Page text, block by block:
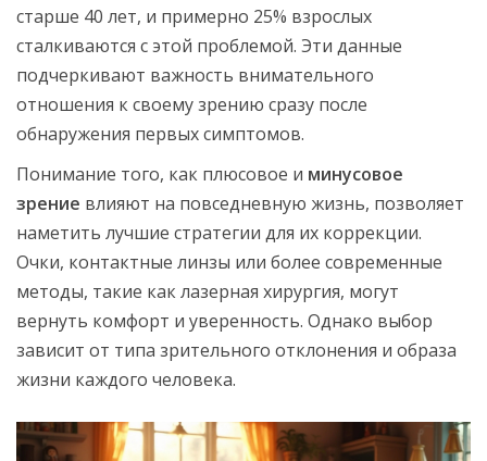
старше 40 лет, и примерно 25% взрослых
сталкиваются с этой проблемой. Эти данные
подчеркивают важность внимательного
отношения к своему зрению сразу после
обнаружения первых симптомов.
Понимание того, как плюсовое и минусовое
зрение влияют на повседневную жизнь, позволяет
наметить лучшие стратегии для их коррекции.
Очки, контактные линзы или более современные
методы, такие как лазерная хирургия, могут
вернуть комфорт и уверенность. Однако выбор
зависит от типа зрительного отклонения и образа
жизни каждого человека.